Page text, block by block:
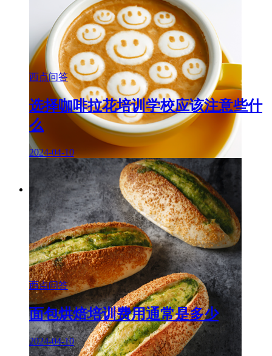
西点问答
选择咖啡拉花培训学校应该注意些什
么
2024-04-10
西点问答
面包烘焙培训费用通常是多少
2024-04-10